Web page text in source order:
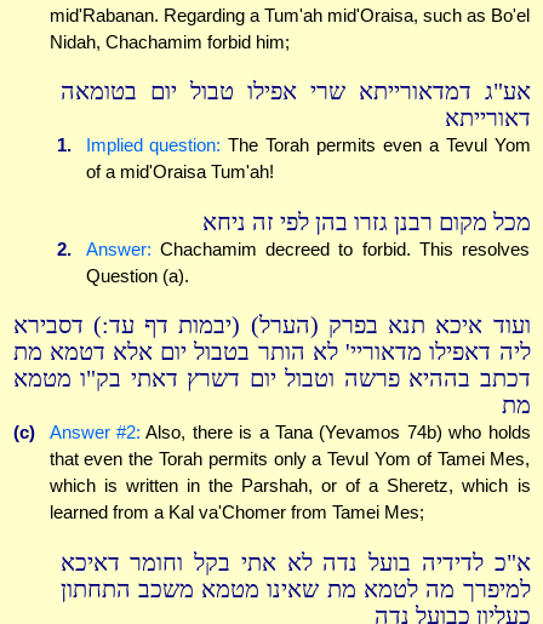
mid'Rabanan. Regarding a Tum'ah mid'Oraisa, such as Bo'el
Nidah, Chachamim forbid him;
אע"ג דמדאורייתא שרי אפילו טבול יום בטומאה
דאורייתא
1. Implied question: The Torah permits even a Tevul Yom
of a mid'Oraisa Tum'ah!
מכל מקום רבנן גזרו בהן לפי זה ניחא
2. Answer: Chachamim decreed to forbid. This resolves
Question (a).
ועוד איכא תנא בפרק (הערל) (יבמות דף עד:) דסבירא
ליה דאפילו מדאוריי' לא הותר בטבול יום אלא דטמא מת
דכתב בההיא פרשה וטבול יום דשרץ דאתי בק"ו מטמא
מת
(c) Answer #2: Also, there is a Tana (Yevamos 74b) who holds
that even the Torah permits only a Tevul Yom of Tamei Mes,
which is written in the Parshah, or of a Sheretz, which is
learned from a Kal va'Chomer from Tamei Mes;
א"כ לדידיה בועל נדה לא אתי בקל וחומר דאיכא
למיפרך מה לטמא מת שאינו מטמא משכב התחתון
כעליון כבועל נדה